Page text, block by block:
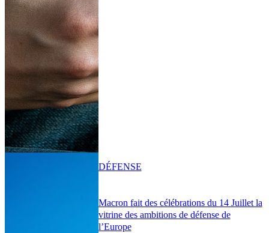
Macron fait des célébrations du 14 Juillet la
vitrine des ambitions de défense de
l’Europe
DÉFENSE